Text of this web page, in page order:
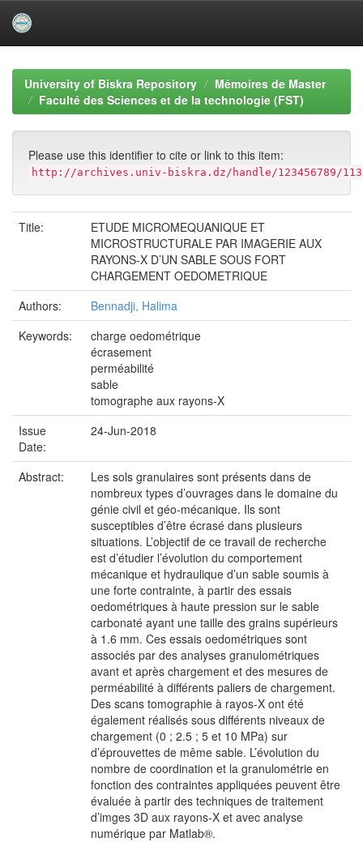
navigationUniversity of Biskra Repository
Mémoires de Master
Faculté des Sciences et de la technologie (FST)
Please use this identifier to cite or link to this item:
http://archives.univ-biskra.dz/handle/123456789/
Title:
ETUDE MICROMEQUANIQUE ET
MICROSTRUCTURALE PAR IMAGERIE AUX
RAYONS-X D’UN SABLE SOUS FORT
CHARGEMENT OEDOMETRIQUE
Authors:
Bennadji, Halima
Keywords:
charge oedométrique
écrasement
perméabilité
sable
tomographe aux rayons-X
Issue
Date:
24-Jun-2018
Abstract:
Les sols granulaires sont présents dans de
nombreux types d’ouvrages dans le domaine du
génie civil et géo-mécanique. Ils sont
susceptibles d’être écrasé dans plusieurs
situations. L’objectif de ce travail de recherche
est d’étudier l’évolution du comportement
mécanique et hydraulique d’un sable soumis à
une forte contrainte, à partir des essais
oedométriques à haute pression sur le sable
carbonaté ayant une taille des grains supérieurs
à 1.6 mm. Ces essais oedométriques sont
associés par des analyses granulométriques
avant et après chargement et des mesures de
perméabilité à différents paliers de chargement.
Des scans tomographie à rayos-X ont été
également réalisés sous différents niveaux de
chargement (0 ; 2.5 ; 5 et 10 MPa) sur
d’éprouvettes de même sable. L’évolution du
nombre de coordination et la granulométrie en
fonction des contraintes appliquées peuvent être
évaluée à partir des techniques de traitement
d’imges 3D aux rayons-X et avec analyse
numérique par Matlab®.